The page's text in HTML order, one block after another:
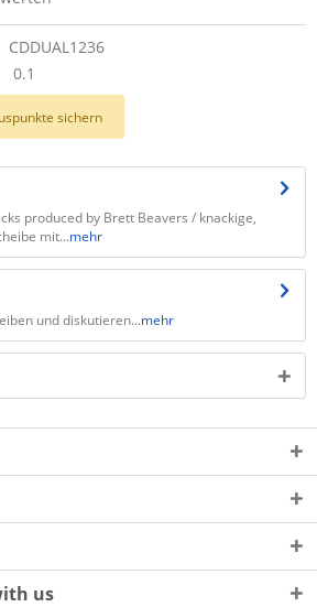
CDDUAL1236
0.1
sichern
produced by Brett Beavers / knackige,
mit...mehr
und diskutieren...mehr
us